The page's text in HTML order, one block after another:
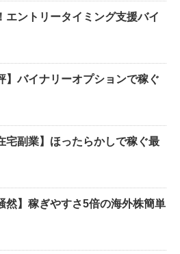
エントリータイミング支援バイ
】バイナリーオプションで稼ぐ
宅副業】ほったらかしで稼ぐ最
然】稼ぎやすさ5倍の海外株簡単